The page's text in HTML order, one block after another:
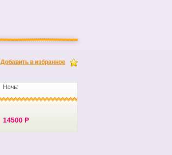
Добавить в избранное
Ночь:
14500 Р